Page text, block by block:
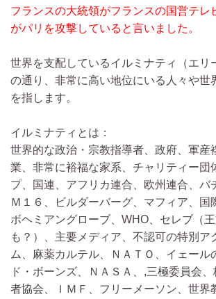
フランスの大統領がフランスの国営テレ
がパリを攻撃していると言いました。
世界を支配しているイルミナティ（エリ
の通り、非常に高い地位にいる人々や世
を指します。
イルミナティとは：
世界的な政治・宗教指導者、政府、軍産
業、非常に裕福な家系、チャリティー団
プ、国連、アフリカ連合、欧州連合、バ
Ｍ１６、ビルダーバーグ、マフィア、国
ボヘミアングローブ、WHO、セレブ（
も？）、主要メディア、不認可の特別ア
ム、麻薬カルテル、ＮＡＴＯ、イェール
ド・ボーンズ、ＮＡＳＡ、,三極委員会
者協会、ＩＭＦ、フリーメーソン、世界